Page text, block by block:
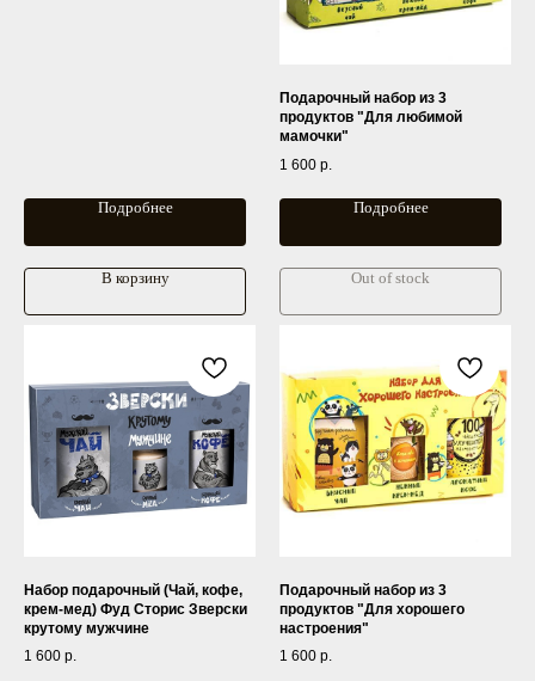
Подробнее
В корзину
Подарочный набор из 3
продуктов "Для любимой
мамочки"
1 600 р.
Подробнее
Out of stock
Набор подарочный (Чай, кофе,
крем-мед) Фуд Сторис Зверски
крутому мужчине
1 600 р.
Подарочный набор из 3
продуктов "Для хорошего
настроения"
1 600 р.
whatsapp
telegram
Напишите нам в любой из мессенджеров и наши
консультанты подберут для вас персональный уход.